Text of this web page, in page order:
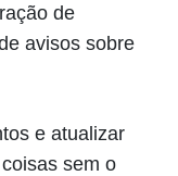
de
avisos sobre
e atualizar
sem o